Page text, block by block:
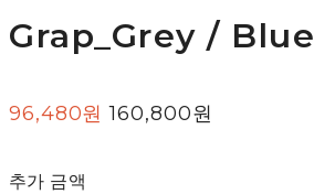
Grap_Grey / Blue
96,480원160,800원
추가 금액